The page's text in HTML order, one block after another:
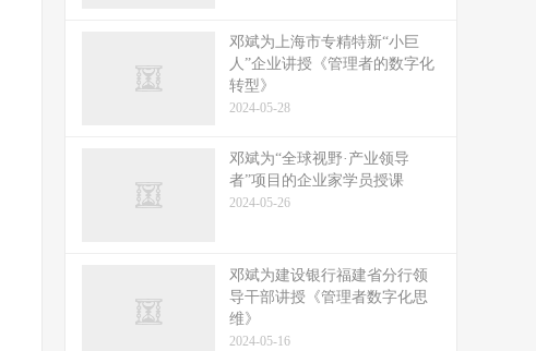
邓斌为上海市专精特新“小巨
人”企业讲授《管理者的数字化
转型》
2024-05-28
邓斌为“全球视野·产业领导
者”项目的企业家学员授课
2024-05-26
邓斌为建设银行福建省分行领
导干部讲授《管理者数字化思
维》
2024-05-16